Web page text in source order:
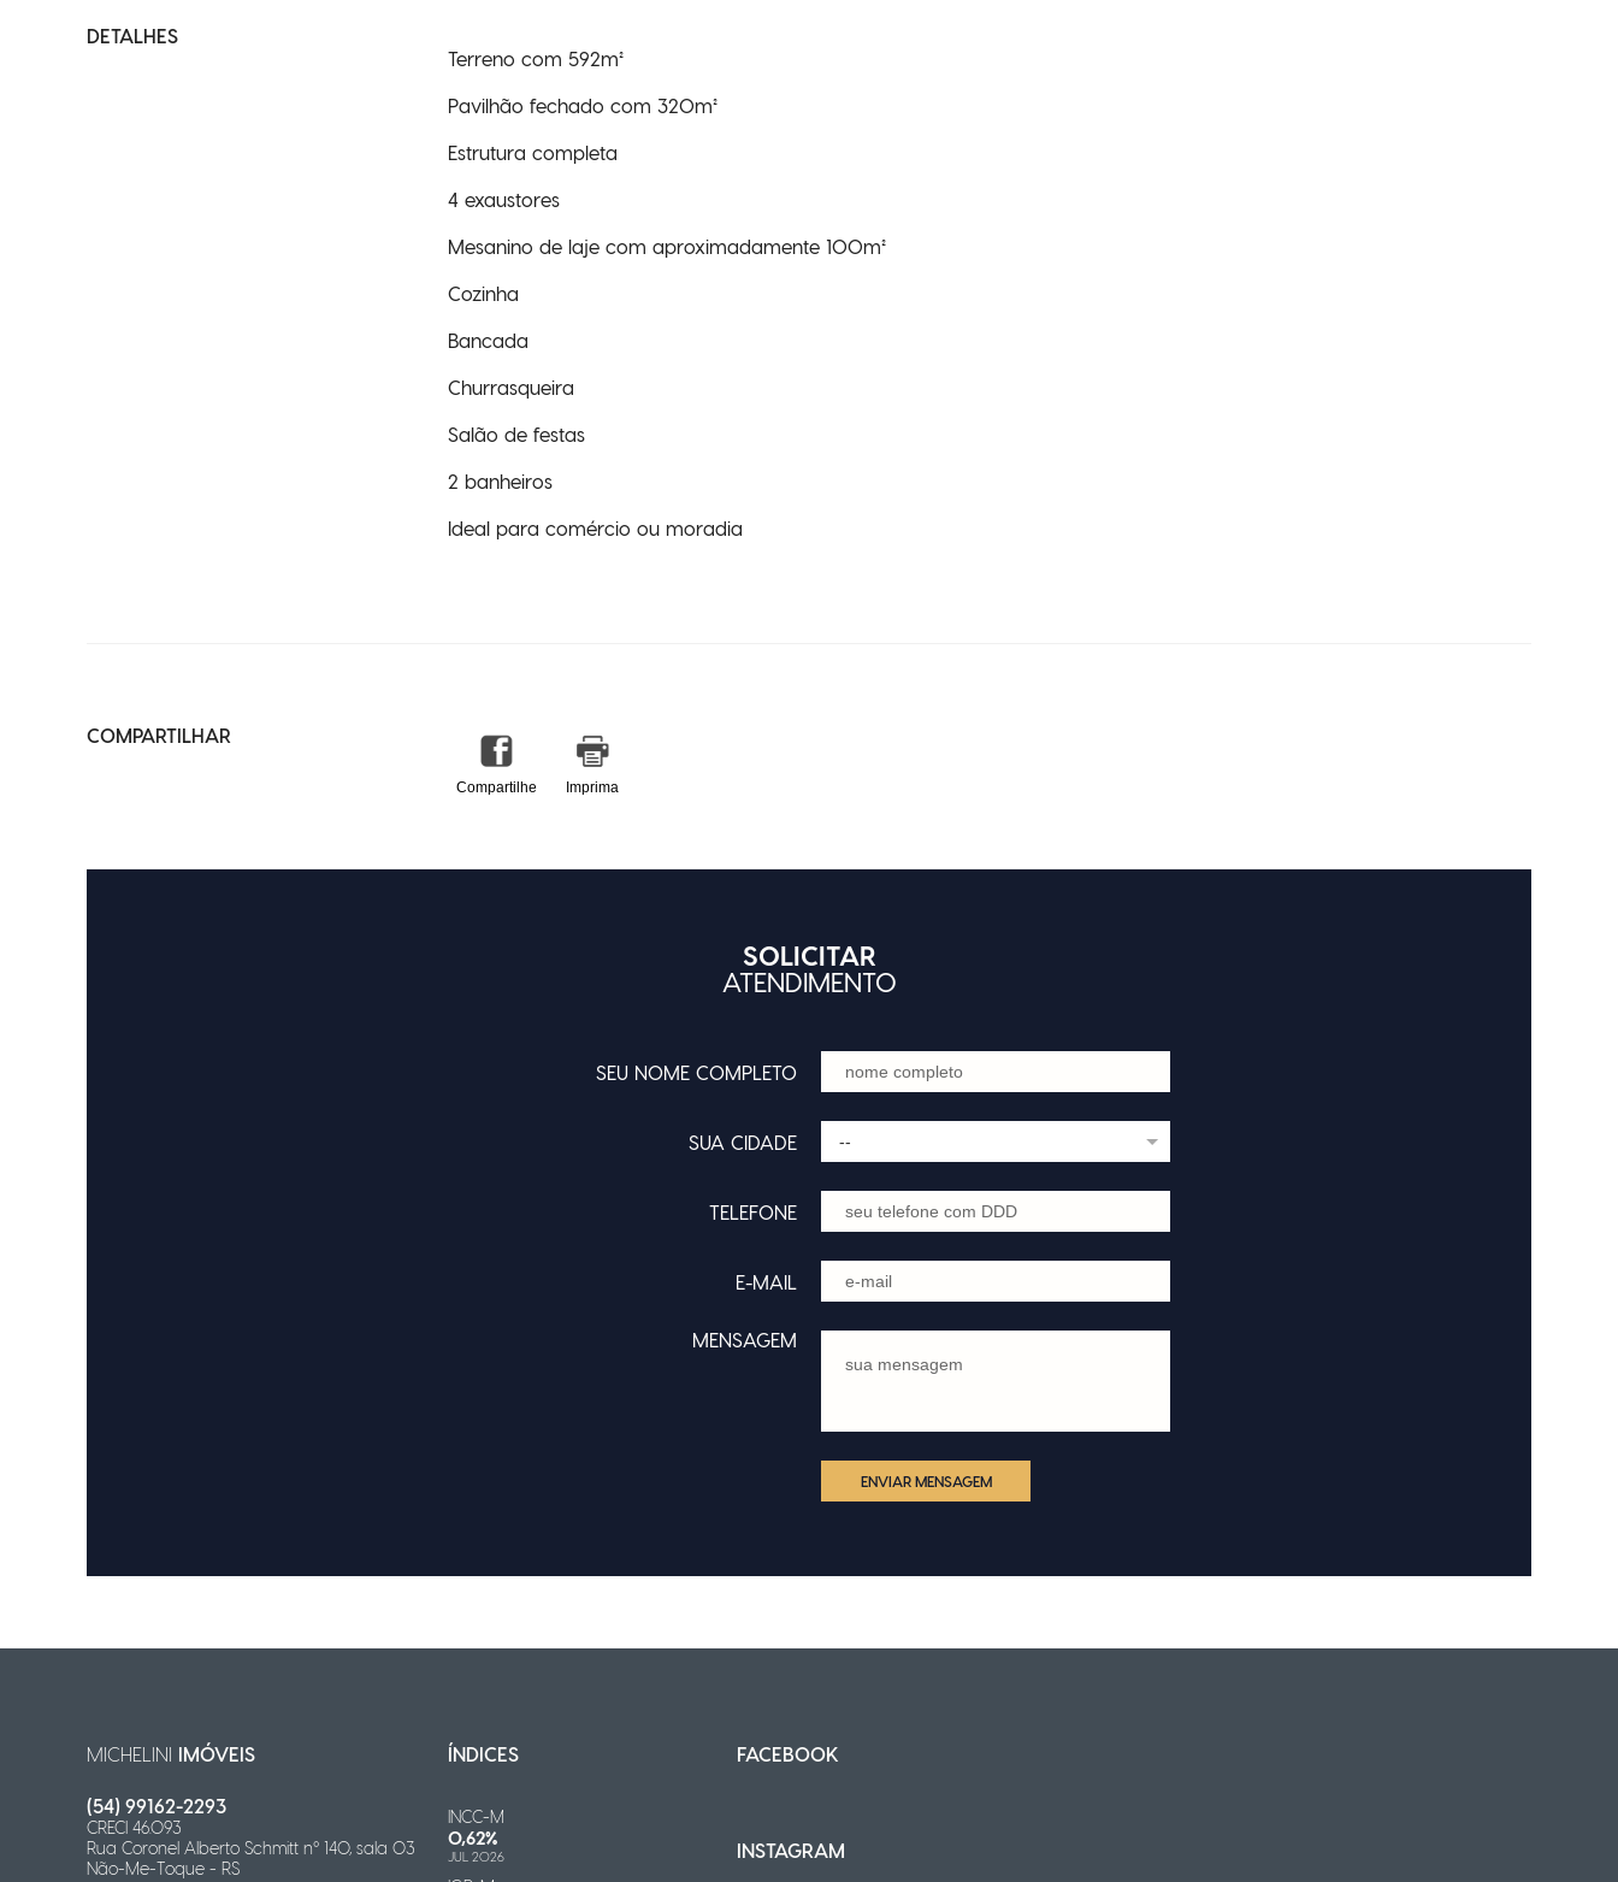
DETALHES
Terreno com 592m²
Pavilhão fechado com 320m²
Estrutura completa
4 exaustores
Mesanino de laje com aproximadamente 100m²
Cozinha
Bancada
Churrasqueira
Salão de festas
2 banheiros
Ideal para comércio ou moradia
COMPARTILHAR
Compartilhe Imprima
SOLICITAR
ATENDIMENTO
SEU NOME COMPLETO
SUA CIDADE --
TELEFONE
E-MAIL
MENSAGEM
ENVIAR MENSAGEM
MICHELINI IMÓVEIS
(54) 99162-2293
CRECI 46.093
Rua Coronel Alberto Schmitt n° 140, sala 03
Não-Me-Toque - RS
ÍNDICES
INCC-M
0,62%
JUL 2026
FACEBOOK
INSTAGRAM